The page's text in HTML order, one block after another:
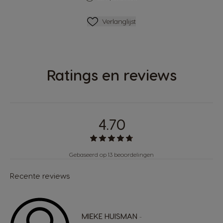
Verlanglijstje
Verlanglijst
Ratings en reviews
4.70
Gebaseerd op 13 beoordelingen
Recente reviews
MIEKE HUISMAN -